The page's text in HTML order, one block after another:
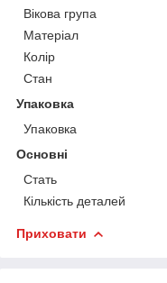
Вікова група
Матеріал
Колір
Стан
Упаковка
Упаковка
Основні
Стать
Кількість деталей
Приховати